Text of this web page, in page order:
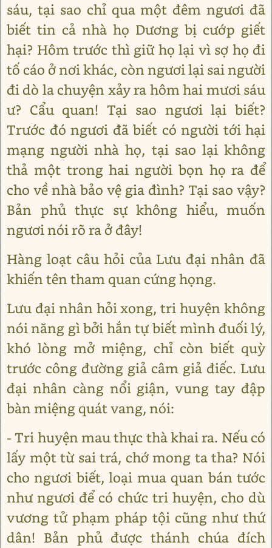
sáu, tại sao chỉ qua một đêm ngươi đã
biết tin cả nhà họ Dương bị cướp giết
hại? Hôm trước thì giữ họ lại vì sợ họ đi
tố cáo ở nơi khác, còn ngươi lại sai người
đi dò la chuyện xảy ra hôm hai mươi sáu
ư? Cẩu quan! Tại sao ngươi lại biết?
Trước đó ngươi đã biết có người tới hại
mạng người nhà họ, tại sao lại không
thả một trong hai người bọn họ ra để
cho về nhà bảo vệ gia đình? Tại sao vậy?
Bản phủ thực sự không hiểu, muốn
ngươi nói rõ ra ở đây!
Hàng loạt câu hỏi của Lưu đại nhân đã
khiến tên tham quan cứng họng.
Lưu đại nhân hỏi xong, tri huyện không
nói năng gì bởi hắn tự biết mình đuối lý,
khó lòng mở miệng, chỉ còn biết quỳ
trước công đường giả câm giả điếc. Lưu
đại nhân càng nổi giận, vung tay đập
bàn miệng quát vang, nói:
- Tri huyện mau thực thà khai ra. Nếu có
lấy một từ sai trá, chớ mong ta tha? Nói
cho ngươi biết, loại mua quan bán tước
như ngươi để có chức tri huyện, cho dù
vương tử phạm pháp tội cũng như thứ
dân! Bản phủ được thánh chúa đích